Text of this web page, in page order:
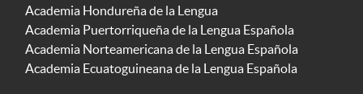
Academia Hondureña de la Lengua
Academia Puertorriqueña de la Lengua Española
Academia Norteamericana de la Lengua Española
Academia Ecuatoguineana de la Lengua Española